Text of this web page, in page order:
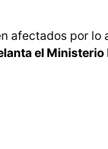
afectados por
el Ministerio